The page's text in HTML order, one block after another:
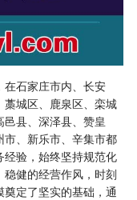
在石家庄市内、长安
城区、鹿泉区、栾城
县、深泽县、赞皇
、新乐市、辛集市都
验，始终坚持规范化
健的经营作风，时刻
定了坚实的基础，通